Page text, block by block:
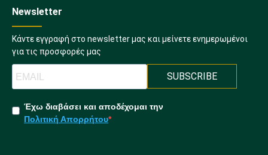
Newsletter
Κάντε εγγραφή στο newsletter μας και μείνετε ενημερωμένοι
για τις προσφορές μας
SUBSCRIBE
Έχω διαβάσει και αποδέχομαι την
Πολιτική Απορρήτου